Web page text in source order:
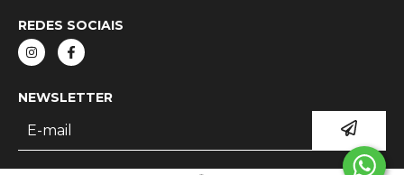
REDES SOCIAIS
NEWSLETTER